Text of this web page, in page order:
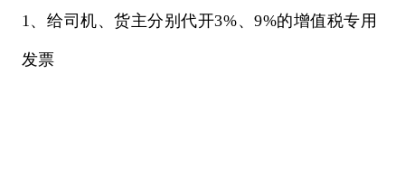
1、给司机、货主分别代开3%、9%的增值税专用
发票